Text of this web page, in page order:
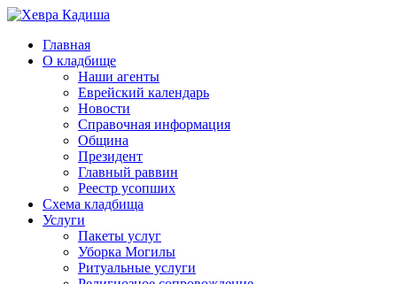
Главная
О кладбище
Наши агенты
Еврейский календарь
Новости
Справочная информация
Община
Президент
Главный раввин
Реестр усопших
Схема кладбища
Услуги
Пакеты услуг
Уборка Могилы
Ритуальные услуги